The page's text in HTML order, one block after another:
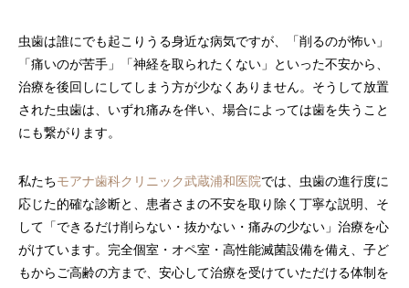
虫歯は誰にでも起こりうる身近な病気ですが、「削るのが怖い」
「痛いのが苦手」「神経を取られたくない」といった不安から、
治療を後回しにしてしまう方が少なくありません。そうして放置
された虫歯は、いずれ痛みを伴い、場合によっては歯を失うこと
にも繋がります。
私たちモアナ歯科クリニック武蔵浦和医院では、虫歯の進行度に
応じた的確な診断と、患者さまの不安を取り除く丁寧な説明、そ
して「できるだけ削らない・抜かない・痛みの少ない」治療を心
がけています。完全個室・オペ室・高性能滅菌設備を備え、子ど
もからご高齢の方まで、安心して治療を受けていただける体制を